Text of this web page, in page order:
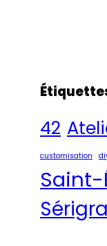
42
customisation